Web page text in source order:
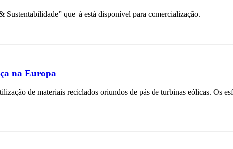
que já está disponível para comercialização.
na Europa
de materiais reciclados oriundos de pás de turbinas eólicas. Os